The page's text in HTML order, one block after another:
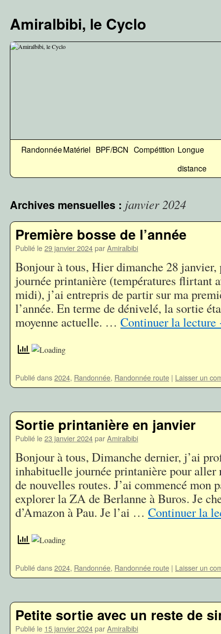
contenu
Amiralbibi, le Cyclo
RandonnéeMatériel BPF/BCN Compétition Longue
distance
Archives mensuelles : janvier 2024
Première bosse de l’année
Publié le29 janvier 2024parAmiralbibi
Bonjour à tous, Hier dimanche 28 janvier,
journée printanière (températures flirtant
midi), j’ai entrepris de partir sur ma
l’année. En terme de dénivelé, la sortie
moyenne actuelle. … Continuer la lecture
Publié dans2024, Randonnée, Randonnée route | Laisser un
Sortie printanière en janvier
Publié le23 janvier 2024parAmiralbibi
Bonjour à tous, Dimanche dernier, j’ai
inhabituelle journée printanière pour aller
de nouvelles routes. J’ai commencé mon
explorer la ZA de Berlanne à Buros. Je
d’Amazon à Pau. Je l’ai … Continuer la
Publié dans2024, Randonnée, Randonnée route | Laisser un
Petite sortie avec un reste de
Publié le 15 janvier 2024parAmiralbibi